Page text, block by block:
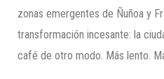
zonas emergentes de Ñuñoa y
transformación incesante: la
café de otro modo. Más lento.